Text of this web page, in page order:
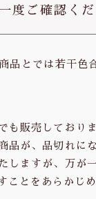
度ご確認く
品とでは若干色
も販売しており
品が、品切れに
しますが、万が
ことをあらかじ